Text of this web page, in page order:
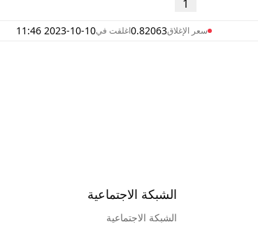
1
سعر الإغلاق0.82063اغلقت في2023-10-10 11:46
الشبكة الاجتماعية
الشبكة الاجتماعية